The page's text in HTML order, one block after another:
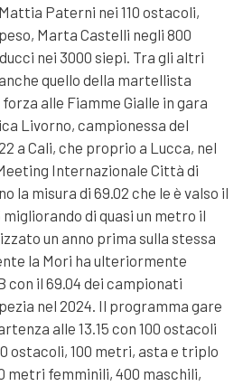
Paterni nei 110 ostacoli,
Marta Castelli negli 800
nei 3000 siepi. Tra gli altri
quello della martellista
alle Fiamme Gialle in gara
Livorno, campionessa del
a Cali, che proprio a Lucca, nel
Internazionale Città di
la misura di 69.02 che le è valso il
di quasi un metro il
un anno prima sulla stessa
la Mori ha ulteriormente
il 69.04 dei campionati
nel 2024. Il programma gare
alle 13.15 con 100 ostacoli
ostacoli, 100 metri, asta e triplo
metri femminili, 400 maschili,